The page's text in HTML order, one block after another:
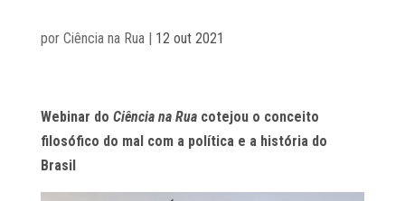
por Ciência na Rua| 12 out 2021
Webinar do Ciência na Ruacotejou o conceito
filosófico do mal com a política e a história do
Brasil